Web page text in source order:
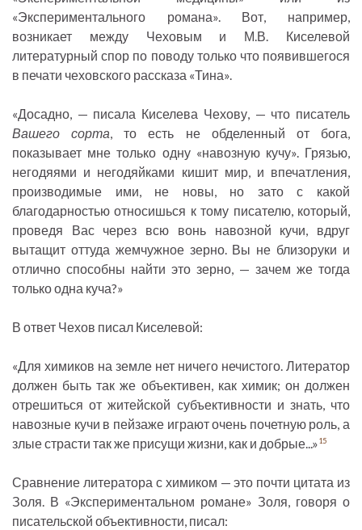
«Экспериментального романа». Вот, например,
возникает между Чеховым и М.В. Киселевой
литературный спор по поводу только что появившегося
в печати чеховского рассказа «Тина».
«Досадно, — писала Киселева Чехову, — что писатель
Вашего сорта , то есть не обделенный от бога,
показывает мне только одну «навозную кучу». Грязью,
негодяями и негодяйками кишит мир, и впечатления,
производимые ими, не новы, но зато с какой
благодарностью относишься к тому писателю, который,
проведя Вас через всю вонь навозной кучи, вдруг
вытащит оттуда жемчужное зерно. Вы не близоруки и
отлично способны найти это зерно, — зачем же тогда
только одна куча?»
В ответ Чехов писал Киселевой:
«Для химиков на земле нет ничего нечистого. Литератор
должен быть так же объективен, как химик; он должен
отрешиться от житейской субъективности и знать, что
навозные кучи в пейзаже играют очень почетную роль, а
злые страсти так же присущи жизни, как и добрые...»15
Сравнение литератора с химиком — это почти цитата из
Золя. В «Экспериментальном романе» Золя, говоря о
писательской объективности, писал: